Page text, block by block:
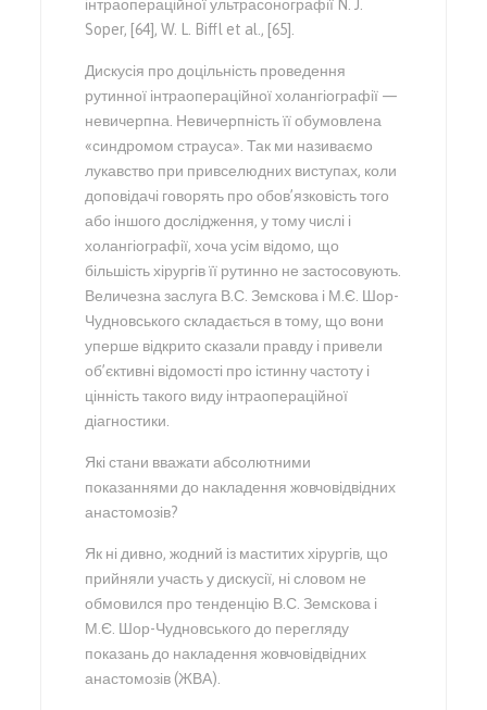
інтраопераційної ультрасонографії N. J.
Soper, [64], W. L. Biffl et al., [65].
Дискусія про доцільність проведення
рутинної інтраопераційної холангіографії —
невичерпна. Невичерпність її обумовлена
«синдромом страуса». Так ми називаємо
лукавство при привселюдних виступах, коли
доповідачі говорять про обов’язковість того
або іншого дослідження, у тому числі і
холангіографії, хоча усім відомо, що
більшість хірургів її рутинно не застосовують.
Величезна заслуга В.С. Земскова і М.Є. Шор-
Чудновського складається в тому, що вони
уперше відкрито сказали правду і привели
об’єктивні відомості про істинну частоту і
цінність такого виду інтраопераційної
діагностики.
Які стани вважати абсолютними
показаннями до накладення жовчовідвідних
анастомозів?
Як ні дивно, жодний із маститих хірургів, що
прийняли участь у дискусії, ні словом не
обмовился про тенденцію В.С. Земскова і
М.Є. Шор-Чудновського до перегляду
показань до накладення жовчовідвідних
анастомозів (ЖВА).